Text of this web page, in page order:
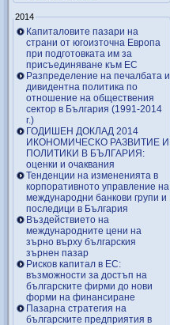
2014
Капиталовите пазари на
страни от югоизточна Европа
при подготовката им за
присъединяване към ЕС
Разпределение на печалбата и
дивидентна политика по
отношение на обществения
сектор в България (1991-2014
г.)
ГОДИШЕН ДОКЛАД 2014
ИКОНОМИЧЕСКО РАЗВИТИЕ И
ПОЛИТИКИ В БЪЛГАРИЯ:
оценки и очаквания
Тенденции на измененията в
корпоративното управление на
международни банкови групи и
последици в България
Въздействието на
международните цени на
зърно върху българския
зърнен пазар
Рисков капитал в ЕС:
възможности за достъп на
българските фирми до нови
форми на финансиране
Пазарна стратегия на
българските предприятия в